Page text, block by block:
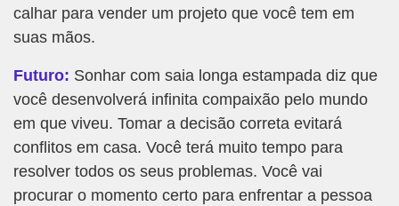
calhar para vender um projeto que você tem em
suas mãos.
Futuro: Sonhar com saia longa estampada diz que
você desenvolverá infinita compaixão pelo mundo
em que viveu. Tomar a decisão correta evitará
conflitos em casa. Você terá muito tempo para
resolver todos os seus problemas. Você vai
procurar o momento certo para enfrentar a pessoa